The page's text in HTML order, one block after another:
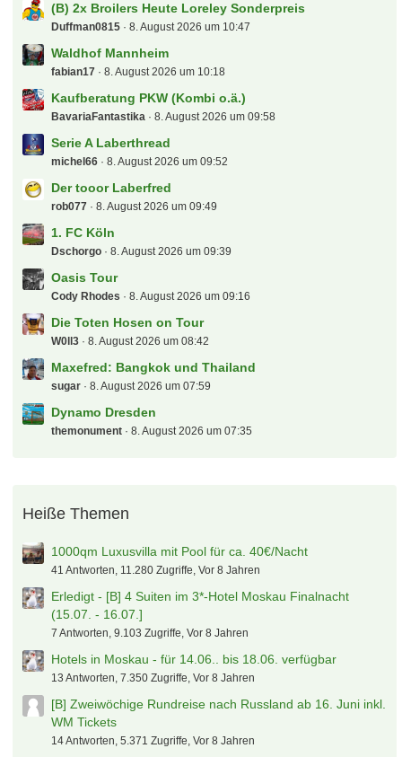
(B) 2x Broilers Heute Loreley Sonderpreis
Duffman0815 8. August 2026 um 10:47
Waldhof Mannheim
fabian17 8. August 2026 um 10:18
Kaufberatung PKW (Kombi o.ä.)
BavariaFantastika 8. August 2026 um 09:58
Serie A Laberthread
michel66 8. August 2026 um 09:52
Der tooor Laberfred
rob077 8. August 2026 um 09:49
1. FC Köln
Dschorgo 8. August 2026 um 09:39
Oasis Tour
Cody Rhodes 8. August 2026 um 09:16
Die Toten Hosen on Tour
W0ll3 8. August 2026 um 08:42
Maxefred: Bangkok und Thailand
sugar 8. August 2026 um 07:59
Dynamo Dresden
themonument 8. August 2026 um 07:35
Heiße Themen
1000qm Luxusvilla mit Pool für ca. 40€/Nacht
41 Antworten, 11.280 Zugriffe, Vor 8 Jahren
Erledigt - [B] 4 Suiten im 3*-Hotel Moskau Finalnacht
(15.07. - 16.07.]
7 Antworten, 9.103 Zugriffe, Vor 8 Jahren
Hotels in Moskau - für 14.06.. bis 18.06. verfügbar
13 Antworten, 7.350 Zugriffe, Vor 8 Jahren
[B] Zweiwöchige Rundreise nach Russland ab 16. Juni inkl.
WM Tickets
14 Antworten, 5.371 Zugriffe, Vor 8 Jahren